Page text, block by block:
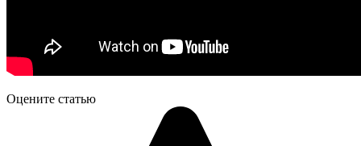
Оцените статью